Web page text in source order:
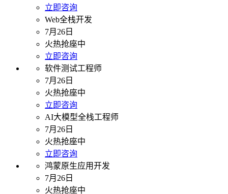
立即咨询
Web全栈开发
7月26日
火热抢座中
立即咨询
软件测试工程师
7月26日
火热抢座中
立即咨询
AI大模型全栈工程师
7月26日
火热抢座中
立即咨询
鸿蒙原生应用开发
7月26日
火热抢座中